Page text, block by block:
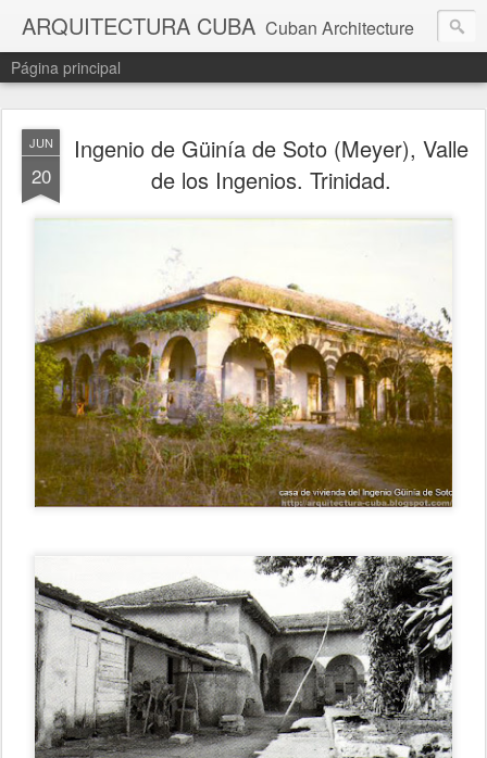
ARQUITECTURA CUBA Cuban Architecture
Página principal
JUN
20
Ingenio de Güinía de Soto (Meyer), Valle
de los Ingenios. Trinidad.